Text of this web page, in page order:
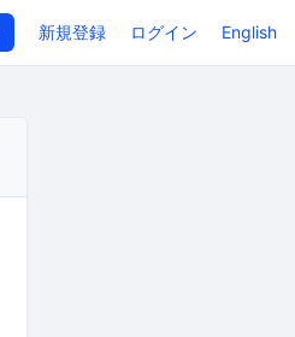
新規登録 ログイン English